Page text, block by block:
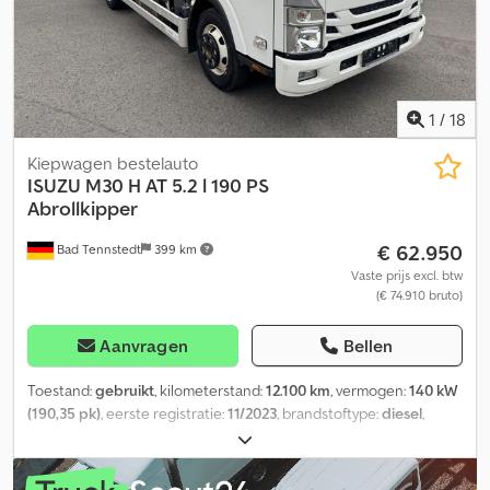
bandenmaat: 215/75r17.5; dubbellucht; profiel links binnen: 5 mm;
profiel links buiten: 5 mm; profiel rechts binnen: 5 mm; profiel
rechts buiten: 5 mm Leeggewicht: 5.175 kg Laadvermogen: 2.325
kg Toegestane totaalgewicht: 7.500 kg Schade: geen
1 / 18
Bad Tennstedt 399 km
Kiepwagen bestelauto
ISUZU M30 H AT 5.2 l 190 PS
Abrollkipper
€ 62.950
Vaste prijs excl. btw
(€ 74.910 bruto)
Aanvragen Bellen
Toestand:gebruikt, kilometerstand:12.100 km, vermogen:140 kW
(190,35 pk), eerste registratie:11/2023, brandstoftype:diesel,
wit, aantal zitplaatsen:
ABS, airconditioning, centrale vergrendeling, elektronisch
stabiliteitsprogramma (ESP), roetfilter, Het ISUZU